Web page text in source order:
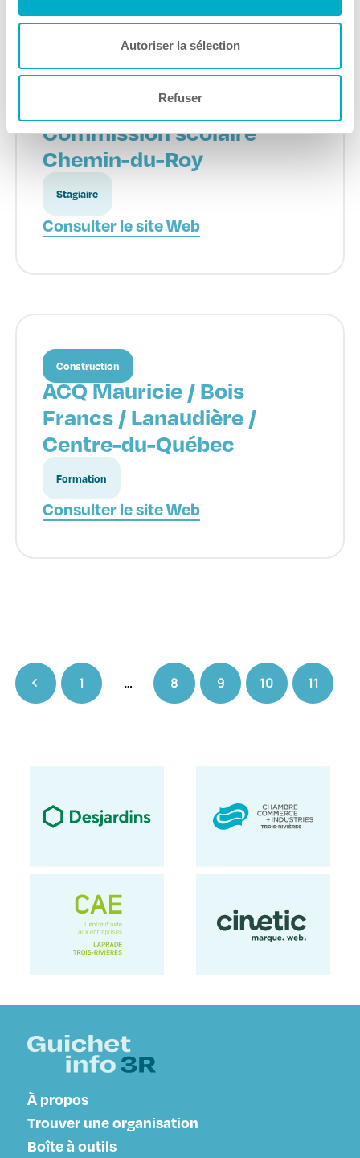
Autoriser la sélection
Refuser
Formation continue
Commission scolaire
Chemin-du-Roy
Stagiaire
Consulter le site Web
Construction
ACQ Mauricie / Bois
Francs / Lanaudière /
Centre-du-Québec
Formation
Consulter le site Web
1 … 8 9 10 11
À propos
Trouver une organisation
Boîte à outils